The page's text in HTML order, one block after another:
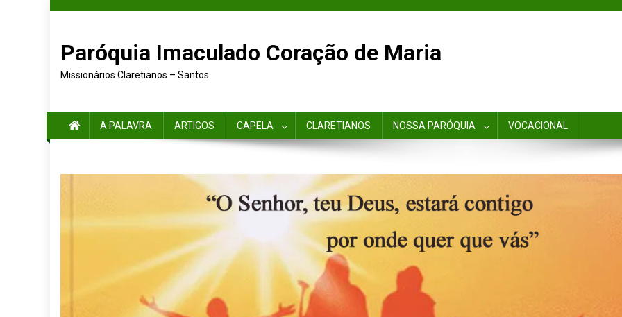
Paróquia Imaculado Coração de Maria
Missionários Claretianos – Santos
A PALAVRA ARTIGOS CAPELA CLARETIANOS NOSSA PARÓQUIA VOCACIONAL